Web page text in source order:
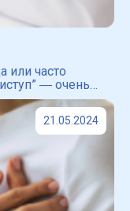
или часто
― очень
системы.
причины смерти
21.05.2024